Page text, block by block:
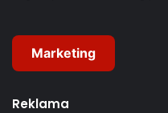
Marketing
Reklama